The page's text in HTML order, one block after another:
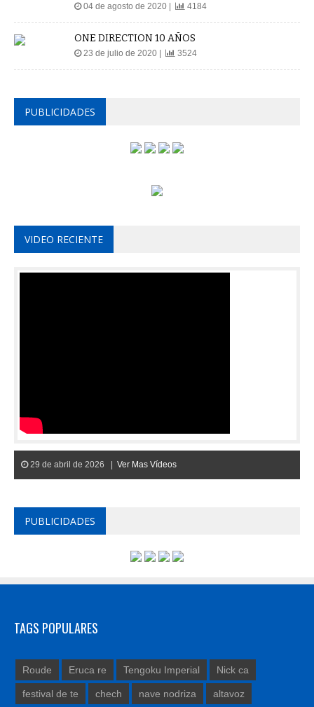
04 de agosto de 2020 | 4184
ONE DIRECTION 10 AÑOS
23 de julio de 2020 | 3524
PUBLICIDADES
VIDEO RECIENTE
29 de abril de 2026 | Ver Mas Vídeos
PUBLICIDADES
TAGS POPULARES
Roude Eruca re Tengoku Imperial Nick ca
festival de te chech nave nodriza altavoz